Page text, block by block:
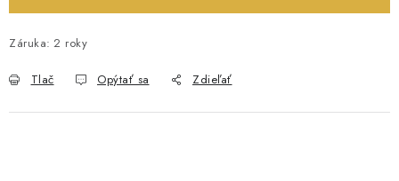
Záruka: 2 roky
Tlač Opýtať sa Zdieľať